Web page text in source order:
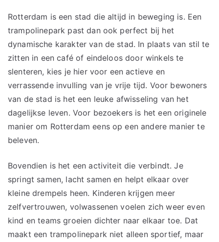
Rotterdam is een stad die altijd in beweging is. Een
trampolinepark past dan ook perfect bij het
dynamische karakter van de stad. In plaats van stil te
zitten in een café of eindeloos door winkels te
slenteren, kies je hier voor een actieve en
verrassende invulling van je vrije tijd. Voor bewoners
van de stad is het een leuke afwisseling van het
dagelijkse leven. Voor bezoekers is het een originele
manier om Rotterdam eens op een andere manier te
beleven.
Bovendien is het een activiteit die verbindt. Je
springt samen, lacht samen en helpt elkaar over
kleine drempels heen. Kinderen krijgen meer
zelfvertrouwen, volwassenen voelen zich weer even
kind en teams groeien dichter naar elkaar toe. Dat
maakt een trampolinepark niet alleen sportief, maar